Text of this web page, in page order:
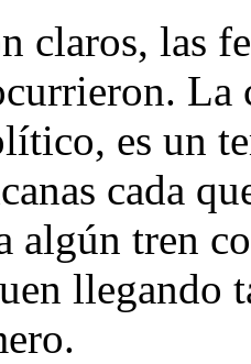
claros, las
es un
cada
algún tren
llegando